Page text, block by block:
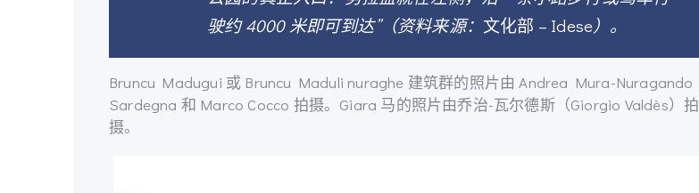
驶约 4000 米即可到达”（资料来源： 文化部 – Idese）。
Bruncu Madugui 或 Bruncu Maduli nuraghe 建筑群的照片由 Andrea Mura-Nuragando
Sardegna 和 Marco Cocco 拍摄。Giara 马的照片由乔治-瓦尔德斯（Giorgio Valdès）拍
摄。